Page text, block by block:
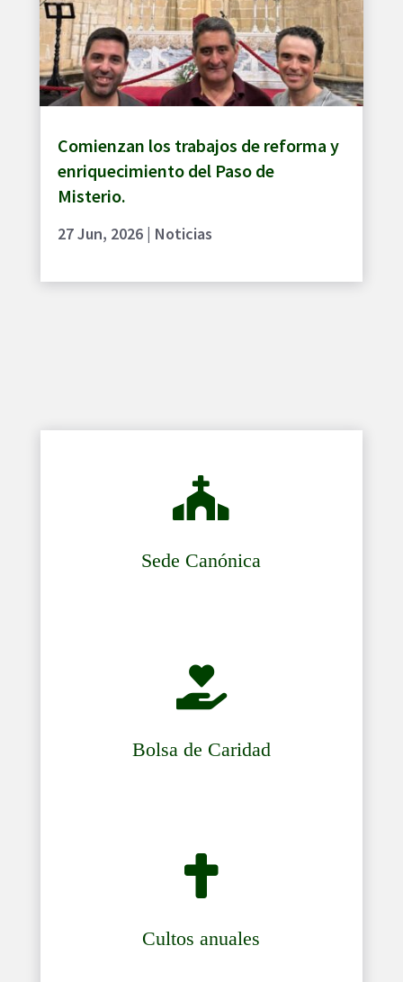
Comienzan los trabajos de reforma y
enriquecimiento del Paso de
Misterio.
27 Jun, 2026| Noticias

Sede Canónica

Bolsa de Caridad

Cultos anuales